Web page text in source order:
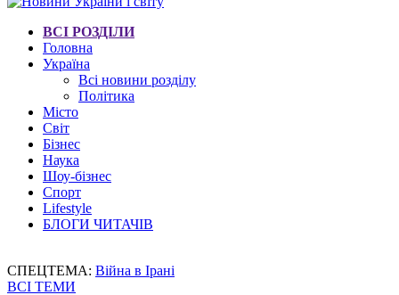
ВСІ РОЗДІЛИ
Головна
Україна
Всі новини розділу
Політика
Місто
Світ
Бізнес
Наука
Шоу-бізнес
Спорт
Lifestyle
БЛОГИ ЧИТАЧІВ
СПЕЦТЕМА: Війна в Ірані
ВСІ ТЕМИ